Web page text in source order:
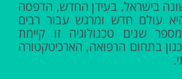
בישראל. בעידן החדש, הדפסה
עולם חדש ומרגש עבור רבים
שנים טכנולוגיה זו קיימת
בתחום הרפואה, הארכיטקטורה